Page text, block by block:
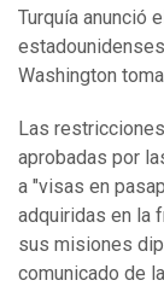
Turquía anunció
Washington
Las
aprobadas por
a "visas en
adquiridas en la
sus misiones
comunicado de